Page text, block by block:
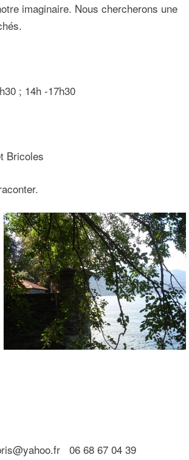
imaginaire. Nous chercherons une
; 14h -17h30
Bricoles
06 68 67 04 39